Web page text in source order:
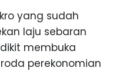
yang sudah
laju sebaran
membuka
perekonomian